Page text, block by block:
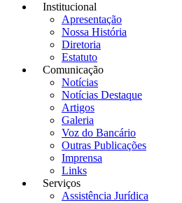
Institucional
Apresentação
Nossa História
Diretoria
Estatuto
Comunicação
Notícias
Notícias Destaque
Artigos
Galeria
Voz do Bancário
Outras Publicações
Imprensa
Links
Serviços
Assistência Jurídica